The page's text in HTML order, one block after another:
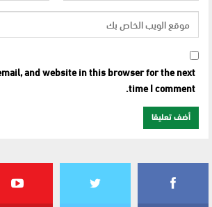
and website in this browser for the next
time I comment.